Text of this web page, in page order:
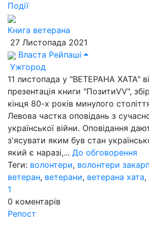
Події
Книга ветерана
27 Листопада 2021
Власта Рейпаші
Ужгород
11 листопада у "ВЕТЕРАНА ХАТА"
презентація книги "ПозитиVV",
кінця 80-х років минулого
Левова частка оповідань з
української війни. Оповідання
з'ясувати яким був стан
який є наразі,... До обговорення
Теги: волонтери, волонтери
ветеран, ветерани, ветерана хата,
1
0 коментарів
Репост